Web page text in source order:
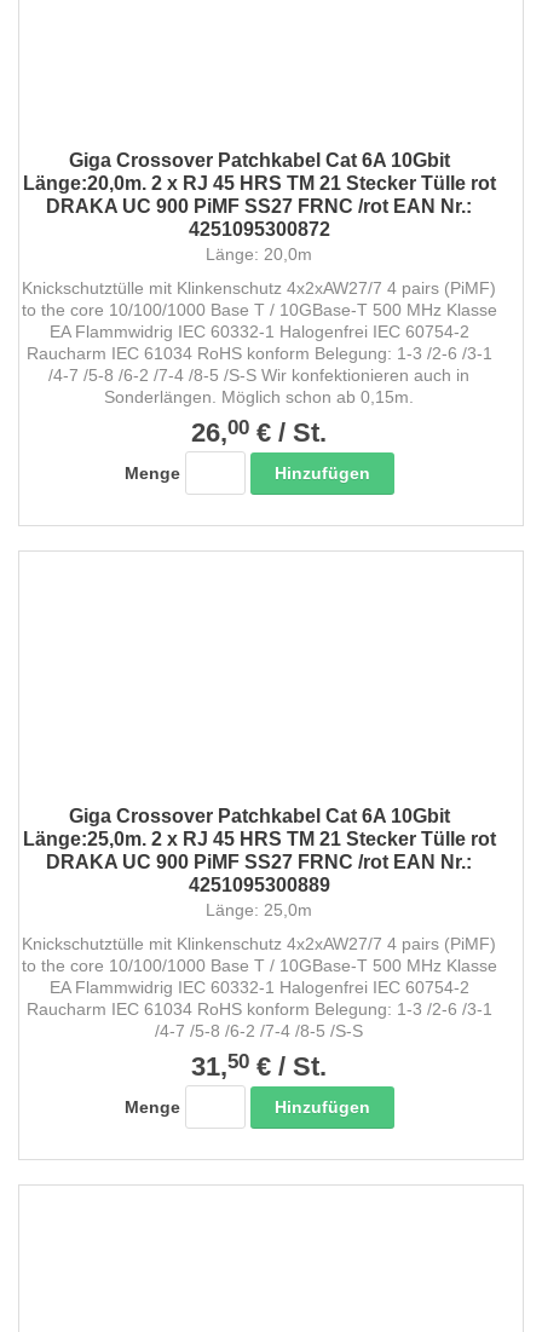
Giga Crossover Patchkabel Cat 6A 10Gbit
Länge:20,0m. 2 x RJ 45 HRS TM 21 Stecker Tülle rot
DRAKA UC 900 PiMF SS27 FRNC /rot EAN Nr.:
4251095300872
Länge: 20,0m
Knickschutztülle mit Klinkenschutz 4x2xAW27/7 4 pairs (PiMF)
to the core 10/100/1000 Base T / 10GBase-T 500 MHz Klasse
EA Flammwidrig IEC 60332-1 Halogenfrei IEC 60754-2
Raucharm IEC 61034 RoHS konform Belegung: 1-3 /2-6 /3-1
/4-7 /5-8 /6-2 /7-4 /8-5 /S-S Wir konfektionieren auch in
Sonderlängen. Möglich schon ab 0,15m.
26,00 € / St.
Menge Hinzufügen
Giga Crossover Patchkabel Cat 6A 10Gbit
Länge:25,0m. 2 x RJ 45 HRS TM 21 Stecker Tülle rot
DRAKA UC 900 PiMF SS27 FRNC /rot EAN Nr.:
4251095300889
Länge: 25,0m
Knickschutztülle mit Klinkenschutz 4x2xAW27/7 4 pairs (PiMF)
to the core 10/100/1000 Base T / 10GBase-T 500 MHz Klasse
EA Flammwidrig IEC 60332-1 Halogenfrei IEC 60754-2
Raucharm IEC 61034 RoHS konform Belegung: 1-3 /2-6 /3-1
/4-7 /5-8 /6-2 /7-4 /8-5 /S-S
31,50 € / St.
Menge Hinzufügen